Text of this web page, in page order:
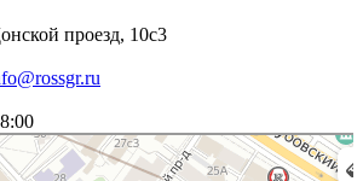
проезд, 10с3
стандартизации и метрологии
в Москве